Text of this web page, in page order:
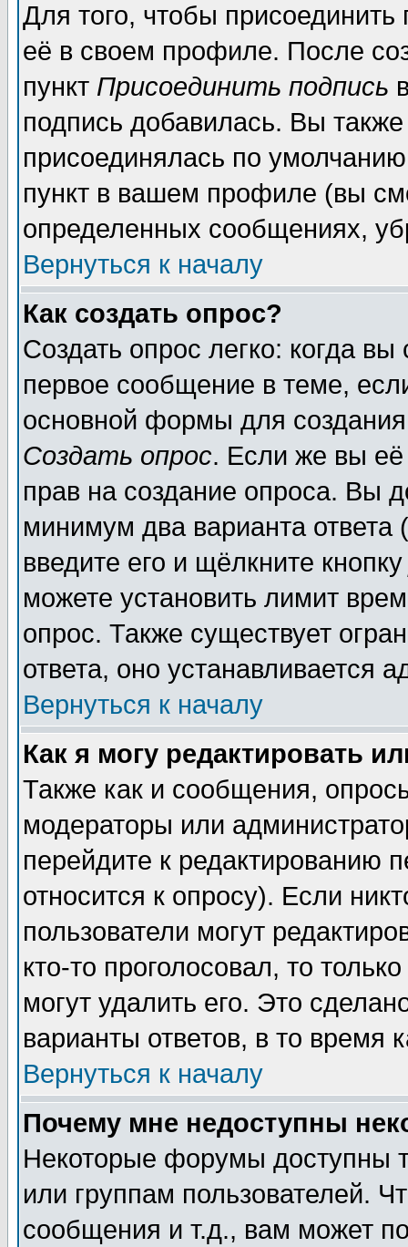
Для того, чтобы
её в своем профиле. После
пункт Присоединить подпись
подпись добавилась. Вы
присоединялась по
пункт в вашем профиле (вы
определенных сообщениях,
Вернуться к началу
Как создать опрос?
Создать опрос легко: когда
первое сообщение в теме,
основной формы для
Создать опрос. Если же вы её
прав на создание опроса. Вы
минимум два варианта ответа
введите его и щёлкните
можете установить лимит
опрос. Также существует
ответа, оно устанавливается
Вернуться к началу
Как я могу редактировать
Также как и сообщения,
модераторы или
перейдите к редактированию
относится к опросу). Если
пользователи могут
кто-то проголосовал, то
могут удалить его. Это
варианты ответов, в то время
Вернуться к началу
Почему мне недоступны
Некоторые форумы доступны
или группам пользователей.
сообщения и т.д., вам может